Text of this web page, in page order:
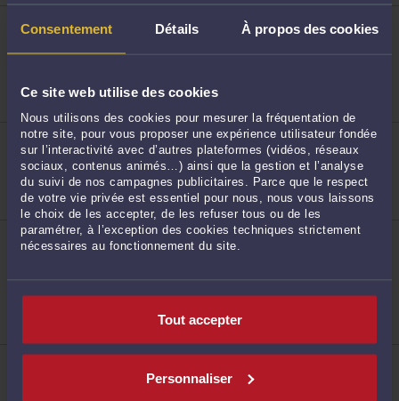
Consentement Détails À propos des cookies
Ce site web utilise des cookies
Nous utilisons des cookies pour mesurer la fréquentation de
notre site, pour vous proposer une expérience utilisateur fondée
sur l’interactivité avec d’autres plateformes (vidéos, réseaux
sociaux, contenus animés…) ainsi que la gestion et l’analyse
du suivi de nos campagnes publicitaires. Parce que le respect
de votre vie privée est essentiel pour nous, nous vous laissons
le choix de les accepter, de les refuser tous ou de les
paramétrer, à l’exception des cookies techniques strictement
nécessaires au fonctionnement du site.
Tout accepter
Personnaliser
5
6
ME LAURIANE TIMMERMAN
2 Rue du Sud 59140 DUNKERQUE
Droit du travail
patrimoine
Droit pénal
ME GUILLAUME GUILLUY
2 Rue du Sud 59140 DUNKERQUE
Droit du travail
Droit pénal
Droit immobilier
ME ADRIEN THILLIEZ
5 BIS rue Albert 1er 59378 DUNKERQUE CEDEX 1
Droit du travail
Droit commercial, des affaires et de la concurrence
Droit des garanties, des sûretés et des mesures
ME FAÏZA ELMOKRETAR
26 RUE DU SUD 59140 DUNKERQUE